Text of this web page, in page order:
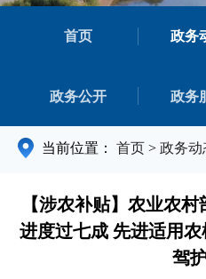
首页 政务
政务公开 政务
当前位置： 首页 > 政务动
【涉农补贴】农业农
进度过七成 先进适用
驾